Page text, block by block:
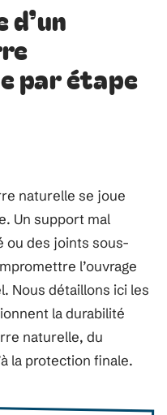
d’un
par étape
naturelle se joue
Un support mal
ou des joints sous-
l’ouvrage
Nous détaillons ici les
la durabilité
naturelle, du
la protection finale.